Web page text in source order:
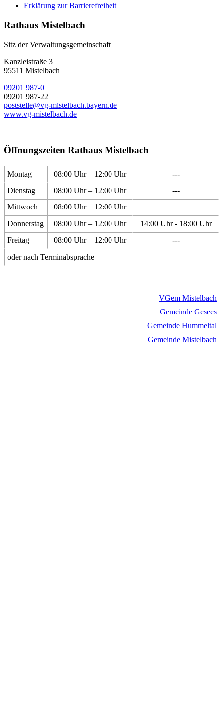
Erklärung zur Barrierefreiheit
Rathaus Mistelbach
Sitz der Verwaltungsgemeinschaft
Kanzleistraße 3
95511 Mistelbach
09201 987-0
09201 987-22
poststelle@vg-mistelbach.bayern.de
www.vg-mistelbach.de
Öffnungszeiten Rathaus Mistelbach
Montag 08:00 Uhr – 12:00 Uhr
---
Dienstag
08:00 Uhr – 12:00 Uhr
---
Mittwoch
08:00 Uhr – 12:00 Uhr
---
Donnerstag
08:00 Uhr – 12:00 Uhr
14:00 Uhr - 18:00 Uhr
Freitag
08:00 Uhr – 12:00 Uhr
---
oder nach Terminabsprache
VGem Mistelbach
Gemeinde Gesees
Gemeinde Hummeltal
Gemeinde Mistelbach